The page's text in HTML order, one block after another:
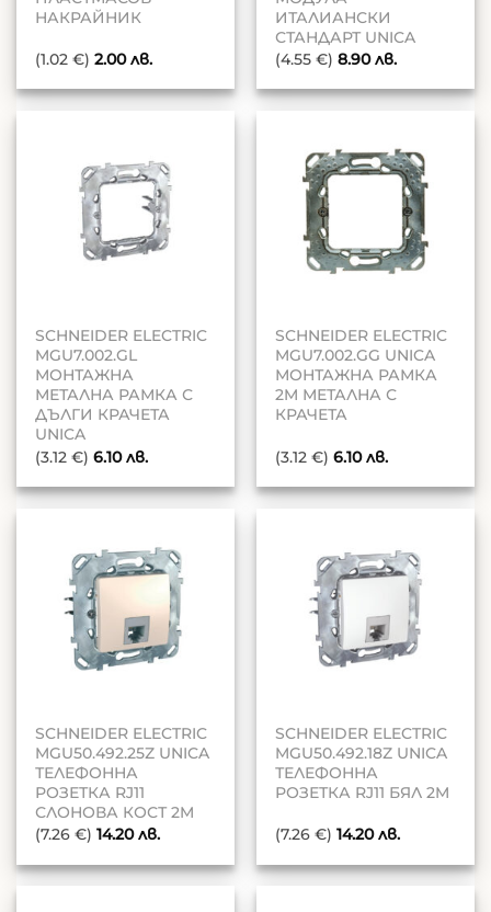
НАКРАЙНИК
(1.02 €) 2.00лв.
ИТАЛИАНСКИ
СТАНДАРТ UNICA
(4.55 €) 8.90лв.
SCHNEIDER ELECTRIC
MGU7.002.GL
МОНТАЖНА
МЕТАЛНА РАМКА С
ДЪЛГИ КРАЧЕТА
UNICA
(3.12 €) 6.10лв.
SCHNEIDER ELECTRIC
MGU7.002.GG UNICA
МОНТАЖНА РАМКА
2M МЕТАЛНА С
КРАЧЕТА
(3.12 €) 6.10лв.
SCHNEIDER ELECTRIC
MGU50.492.25Z UNICA
ТЕЛЕФОННА
РОЗЕТКА RJ11
СЛОНОВА КОСТ 2M
(7.26 €) 14.20лв.
SCHNEIDER ELECTRIC
MGU50.492.18Z UNICA
ТЕЛЕФОННА
РОЗЕТКА RJ11 БЯЛ 2M
(7.26 €) 14.20лв.